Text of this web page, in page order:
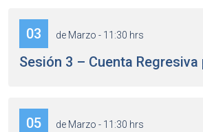
03 de Marzo - 11:30 hrs
Sesión 3 – Cuenta
05 de Marzo - 11:30 hrs